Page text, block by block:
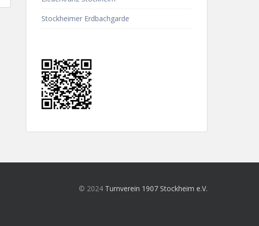
Stockheimer Erdbachgarde
© 2024 Turnverein 1907 Stockheim e.V.